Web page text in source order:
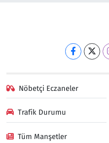
Nöbetçi Eczaneler
Trafik Durumu
Tüm Manşetler